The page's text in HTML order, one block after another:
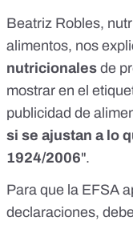
Beatriz Robles,
alimentos, nos
nutricionales de
mostrar en el
publicidad de
si se ajustan a lo
1924/2006".
Para que la EFSA
declaraciones,